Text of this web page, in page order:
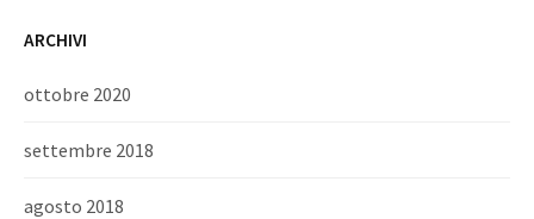
ARCHIVI
ottobre 2020
settembre 2018
agosto 2018